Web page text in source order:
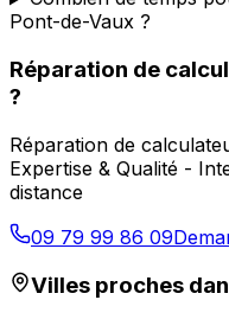
Pont-de-Vaux ?
Réparation de
?
Réparation de
Expertise & Qualité -
distance
09 79 99 86 09
Villes proches